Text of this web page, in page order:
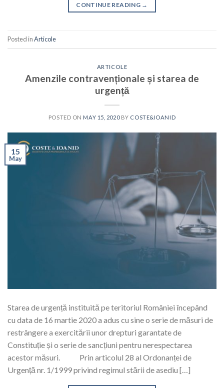
CONTINUE READING →
Posted inArticole
ARTICOLE
Amenzile contravenționale și starea de
urgență
POSTED ON MAY 15, 2020BY COSTE&IOANID
15
May
Starea de urgență instituită pe teritoriul României începând
cu data de 16 martie 2020 a adus cu sine o serie de măsuri de
restrângere a exercitării unor drepturi garantate de
Constituție și o serie de sancțiuni pentru nerespectarea
acestor măsuri. Prin articolul 28 al Ordonanței de
Urgență nr. 1/1999 privind regimul stării de asediu […]